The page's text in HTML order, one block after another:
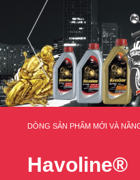
DÒNG SẢN PHẨM MỚI VÀ